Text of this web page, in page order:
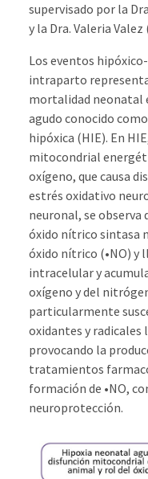
supervisado por la
y la Dra. Valeria Valez
Los eventos
intraparto
mortalidad neonatal
agudo conocido
hipóxica (HIE). En
mitocondrial
oxígeno, que causa
estrés oxidativo
neuronal, se observa
óxido nítrico sintasa
óxido nítrico (•NO) y
intracelular y
oxígeno y del
particularmente
oxidantes y
provocando la
tratamientos
formación de •NO,
neuroprotección.